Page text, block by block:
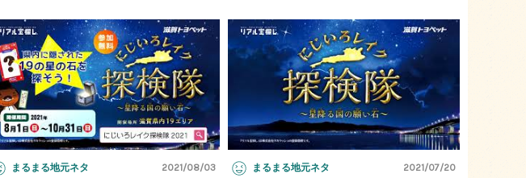
まるまる地元ネタ 2021/08/03 まるまる地元ネタ 2021/07/20